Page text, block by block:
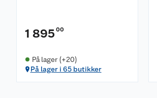
1 895 00
På lager (+20)
På lager i 65 butikker